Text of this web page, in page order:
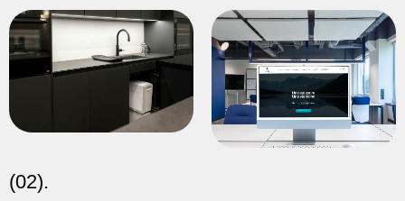
(02).